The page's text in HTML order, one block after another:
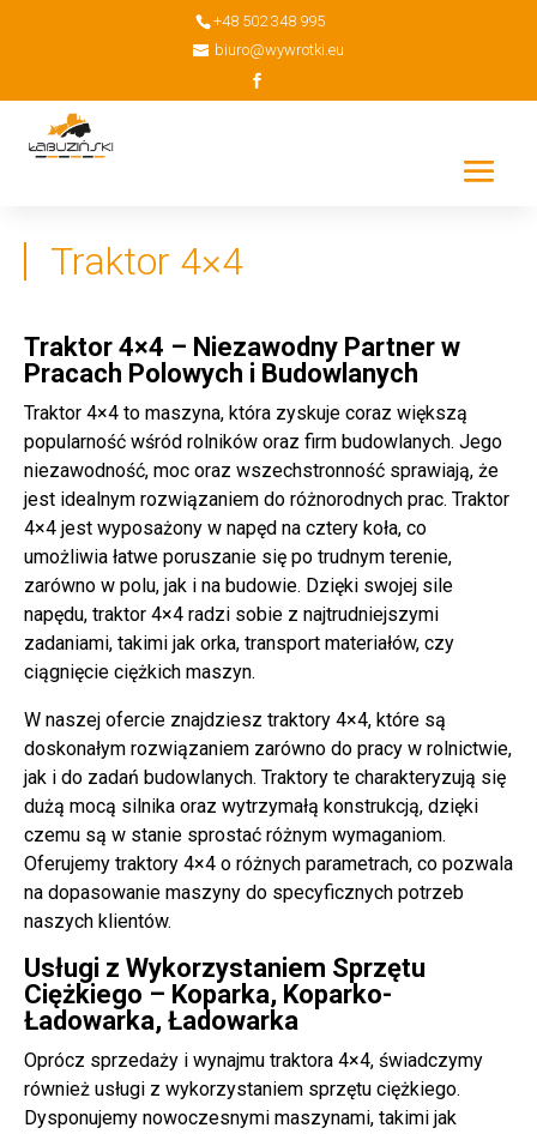
+48 502 348 995
biuro@wywrotki.eu
Traktor 4×4
Traktor 4×4 – Niezawodny Partner w
Pracach Polowych i Budowlanych
Traktor 4×4 to maszyna, która zyskuje coraz większą
popularność wśród rolników oraz firm budowlanych. Jego
niezawodność, moc oraz wszechstronność sprawiają, że
jest idealnym rozwiązaniem do różnorodnych prac. Traktor
4×4 jest wyposażony w napęd na cztery koła, co
umożliwia łatwe poruszanie się po trudnym terenie,
zarówno w polu, jak i na budowie. Dzięki swojej sile
napędu, traktor 4×4 radzi sobie z najtrudniejszymi
zadaniami, takimi jak orka, transport materiałów, czy
ciągnięcie ciężkich maszyn.
W naszej ofercie znajdziesz traktory 4×4, które są
doskonałym rozwiązaniem zarówno do pracy w rolnictwie,
jak i do zadań budowlanych. Traktory te charakteryzują się
dużą mocą silnika oraz wytrzymałą konstrukcją, dzięki
czemu są w stanie sprostać różnym wymaganiom.
Oferujemy traktory 4×4 o różnych parametrach, co pozwala
na dopasowanie maszyny do specyficznych potrzeb
naszych klientów.
Usługi z Wykorzystaniem Sprzętu
Ciężkiego – Koparka, Koparko-
Ładowarka, Ładowarka
Oprócz sprzedaży i wynajmu traktora 4×4, świadczymy
również usługi z wykorzystaniem sprzętu ciężkiego.
Dysponujemy nowoczesnymi maszynami, takimi jak